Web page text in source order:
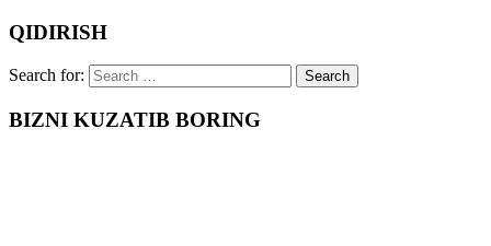
QIDIRISH
Search for:
BIZNI KUZATIB BORING